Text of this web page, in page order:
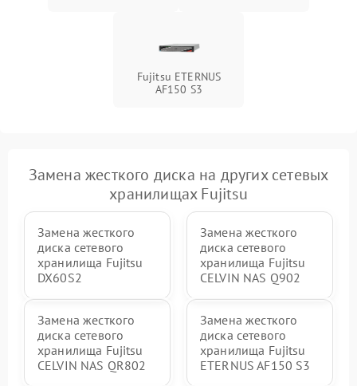
Fujitsu ETERNUS
AF150 S3
Замена жесткого диска на других сетевых
хранилищах Fujitsu
Замена жесткого
диска сетевого
хранилища Fujitsu
DX60S2
Замена жесткого
диска сетевого
хранилища Fujitsu
CELVIN NAS Q902
Замена жесткого
диска сетевого
хранилища Fujitsu
CELVIN NAS QR802
Замена жесткого
диска сетевого
хранилища Fujitsu
ETERNUS AF150 S3